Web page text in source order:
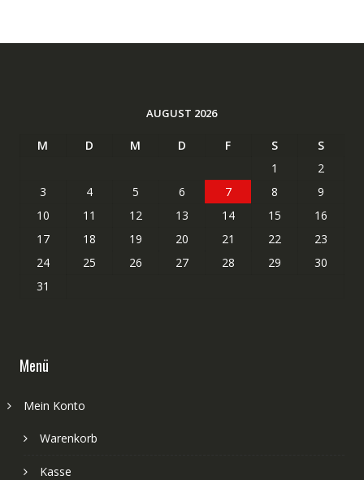
AUGUST 2026
M D M D F S
S
1
2
3
4 5 6 7 8
9
10
11 12 13 14 15
16
17
18 19 20 21 22
23
24
25 26 27 28 29
30
31
Menü
Mein Konto
Warenkorb
Kasse